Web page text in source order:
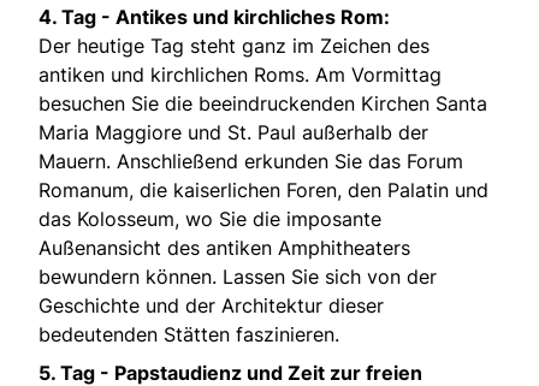
4. Tag - Antikes und kirchliches Rom:
Der heutige Tag steht ganz im Zeichen des
antiken und kirchlichen Roms. Am Vormittag
besuchen Sie die beeindruckenden Kirchen Santa
Maria Maggiore und St. Paul außerhalb der
Mauern. Anschließend erkunden Sie das Forum
Romanum, die kaiserlichen Foren, den Palatin und
das Kolosseum, wo Sie die imposante
Außenansicht des antiken Amphitheaters
bewundern können. Lassen Sie sich von der
Geschichte und der Architektur dieser
bedeutenden Stätten faszinieren.
5. Tag - Papstaudienz und Zeit zur freien